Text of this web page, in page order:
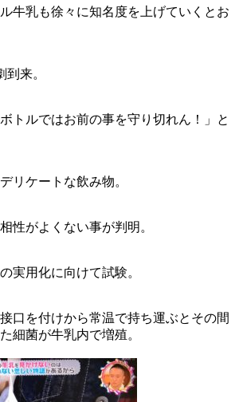
牛乳も徐々に知名度を上げていくとお
来。
トルではお前の事を守り切れん！」と
リケートな飲み物。
性がよくない事が判明。
実用化に向けて試験。
口を付けから常温で持ち運ぶとその間
細菌が牛乳内で増殖。